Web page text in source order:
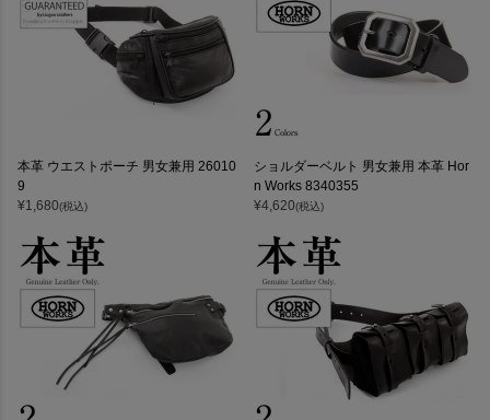
本革 ウエストポーチ 男女兼用 26010
9
¥1,680(税込)
ショルダーベルト 男女兼用 本革 Hor
n Works 8340355
¥4,620(税込)